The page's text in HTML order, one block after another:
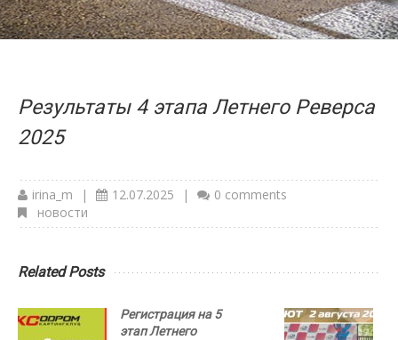
Результаты 4 этапа Летнего Реверса
2025
irina_m | 12.07.2025 |
0 comments
новости
Related Posts
Регистрация на 5
этап Летнего